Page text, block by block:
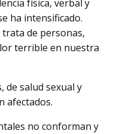
física, verbal y
ha intensificado.
trata de personas,
terrible en nuestra
de salud sexual y
afectados.
no conforman y